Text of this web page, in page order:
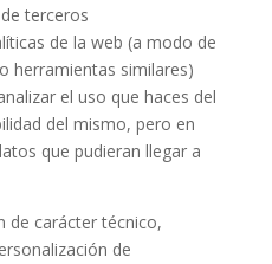
terceros
de la web (a modo de
herramientas similares)
el uso que haces del
del mismo, pero en
que pudieran llegar a
de carácter técnico,
de